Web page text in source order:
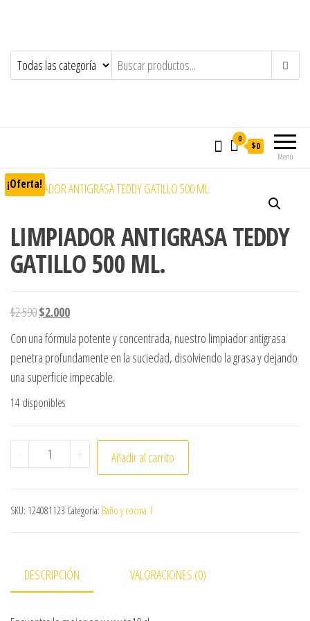
Menú
0
$0
¡Oferta!
LIMPIADOR ANTIGRASA TEDDY
GATILLO 500 ML.
$2.590El precio original era: $2.590.
$2.000El precio actual es: $2.000.
Con una fórmula potente y concentrada, nuestro limpiador antigrasa
penetra profundamente en la suciedad, disolviendo la grasa y dejando
una superficie impecable.
14 disponibles
- LIMPIADOR ANTIGRASA TEDDY GATILLO 500 ML. cantidad
+ Añadir al carrito
SKU: 124081123 Categoría: Baño y cocina 1
DESCRIPCIÓN VALORACIONES (0)